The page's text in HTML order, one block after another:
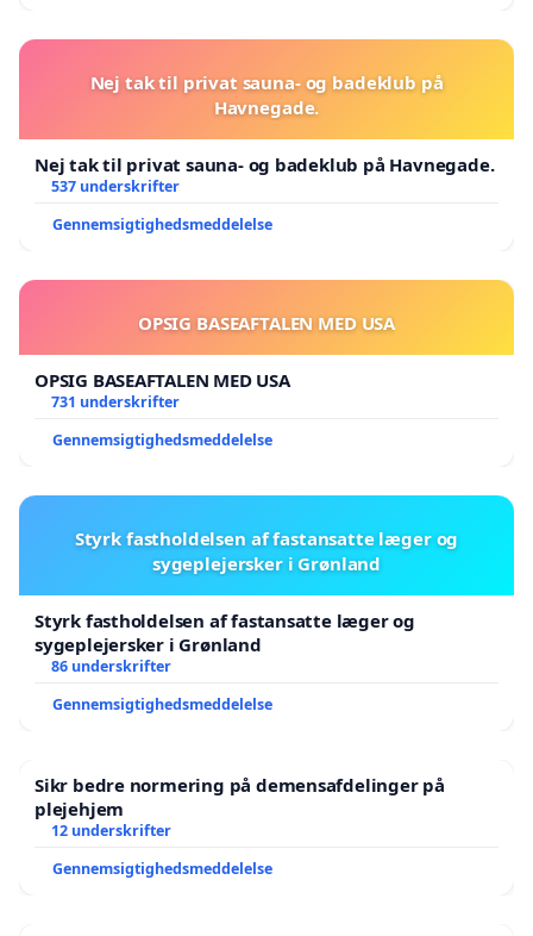
Nej tak til privat sauna- og badeklub på
Havnegade.
Nej tak til privat sauna- og badeklub på Havnegade.
537 underskrifter
Gennemsigtighedsmeddelelse
OPSIG BASEAFTALEN MED USA
OPSIG BASEAFTALEN MED USA
731 underskrifter
Gennemsigtighedsmeddelelse
Styrk fastholdelsen af fastansatte læger og
sygeplejersker i Grønland
Styrk fastholdelsen af fastansatte læger og
sygeplejersker i Grønland
86 underskrifter
Gennemsigtighedsmeddelelse
Sikr bedre normering på demensafdelinger på
plejehjem
12 underskrifter
Gennemsigtighedsmeddelelse